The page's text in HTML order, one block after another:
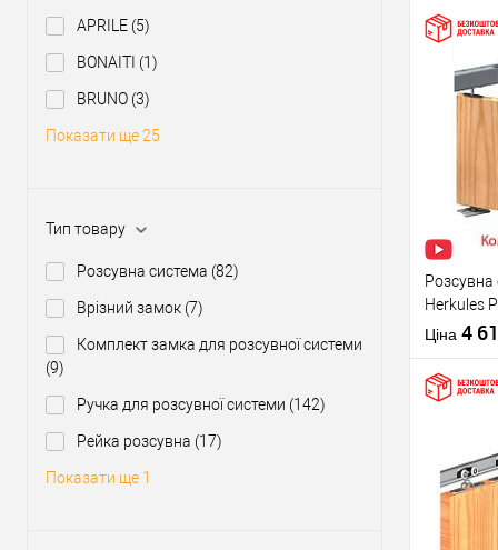
APRILE (5)
BONAITI (1)
BRUNO (3)
Показати ще 25
Тип товару
Розсувна система (82)
Врізний замок (7)
Комплект замка для розсувної системи
(9)
Ручка для розсувної системи (142)
Рейка розсувна (17)
Показати ще 1
У
Виробник
Тип товару
Матеріал
розсувної
системи
Країна
Розсувна
Herkules
1,8 м на 4
Ціна 4
У